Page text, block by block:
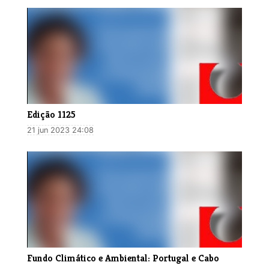
Edição 1125
21 jun 2023 24:08
Fundo Climático e Ambiental: Portugal e Cabo